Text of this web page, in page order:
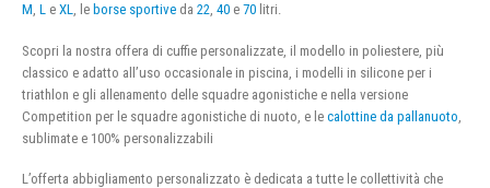
M, L e XL, le borse sportive da 22, 40 e 70 litri.
Scopri la nostra offera di cuffie personalizzate, il modello in poliestere, più
classico e adatto all’uso occasionale in piscina, i modelli in silicone per i
triathlon e gli allenamento delle squadre agonistiche e nella versione
Competition per le squadre agonistiche di nuoto, e le calottine da pallanuoto
sublimate e 100% personalizzabili
L’offerta abbigliamento personalizzato è dedicata a tutte le collettività che